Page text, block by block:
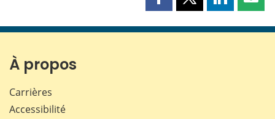
Partager
page
Partager
page
Partager
page page
À propos
Carrières
Accessibilité